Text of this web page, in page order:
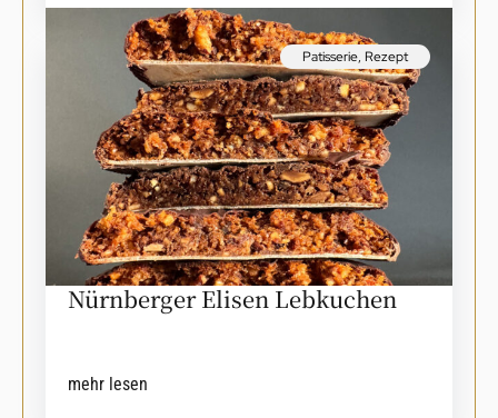
Patisserie, Rezept
Nürnberger Elisen Lebkuchen
mehr lesen